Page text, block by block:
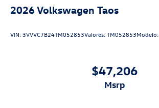
2026Volkswagen Taos
VIN:3VVVC7B24TM052853Valores:TM052853Modelo:
$47,206
msrp